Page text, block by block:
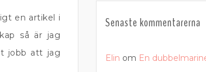
en artikel i
så är jag
jobb att jag
Senaste kommentarerna
Elin om En